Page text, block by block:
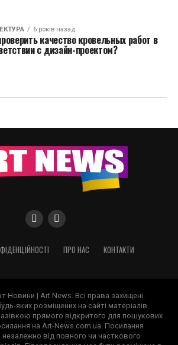
6 років назад
качество кровельных работ в
с дизайн-проектом?
ПРО НАС КОНТАКТИ
Новини | Art News. Всі права захищені.
яких розміщених на сайті матеріалів
прямого відкритого для пошукових
на Art-News.com.ua. Посилання
від повного чи часткового